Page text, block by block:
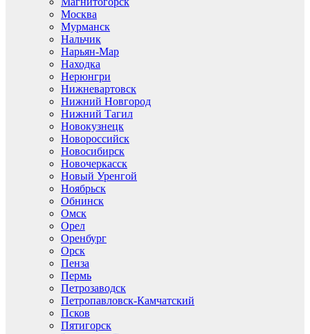
Москва
Мурманск
Нальчик
Нарьян-Мар
Находка
Нерюнгри
Нижневартовск
Нижний Новгород
Нижний Тагил
Новокузнецк
Новороссийск
Новосибирск
Новочеркасск
Новый Уренгой
Ноябрьск
Обнинск
Омск
Орел
Оренбург
Орск
Пенза
Пермь
Петрозаводск
Петропавловск-Камчатский
Псков
Пятигорск